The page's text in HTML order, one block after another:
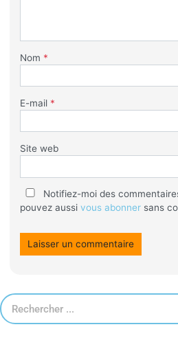
Nom *
E-mail *
Site web
Notifiez-moi des
pouvez aussi vous abonnersans